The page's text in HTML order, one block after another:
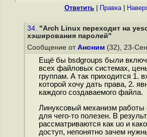
Ответить Правка|
34. "Arch Linux переходит на
хэширования паролей"
Сообщение от Аноним (32), 23-
Ещё бы bsdgroups были
всех файловых системах,
группам. А так приходится 1.
которой хочу дать права, 2.
каждого создаваемого файла.
Линуксовый механизм работы
для чего-то полезен. В
рассматриваются как uo и
доступ, непонятно зачем